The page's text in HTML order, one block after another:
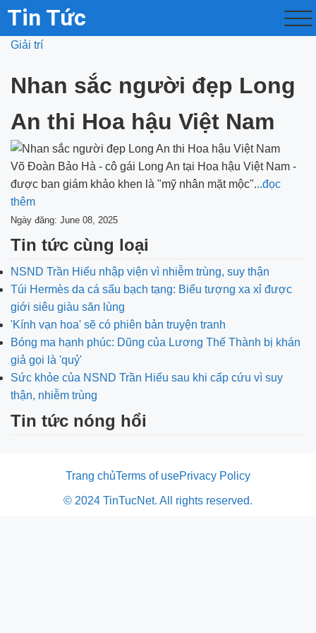
Tin Tức
Giải trí
Nhan sắc người đẹp Long
An thi Hoa hậu Việt Nam
Võ Đoàn Bảo Hà - cô gái Long An tại Hoa hậu Việt Nam -
được ban giám khảo khen là "mỹ nhân mặt mộc"...đọc
thêm
Ngày đăng: June 08, 2025
Tin tức cùng loại
NSND Trần Hiếu nhập viện vì nhiễm trùng, suy thận
Túi Hermès da cá sấu bạch tạng: Biểu tượng xa xỉ được
giới siêu giàu săn lùng
'Kính vạn hoa' sẽ có phiên bản truyện tranh
Bóng ma hạnh phúc: Dũng của Lương Thế Thành bị khán
giả gọi là 'quỷ'
Sức khỏe của NSND Trần Hiếu sau khi cấp cứu vì suy
thận, nhiễm trùng
Tin tức nóng hổi
Trang chủTerms of usePrivacy Policy
© 2024 TinTucNet. All rights reserved.